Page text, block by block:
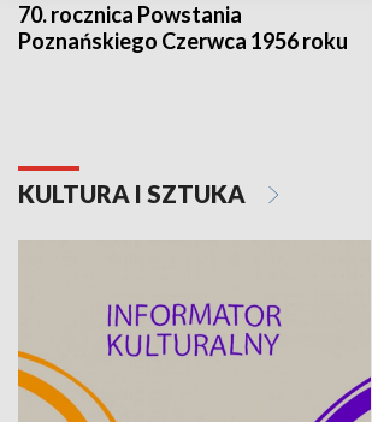
70. rocznica Powstania
Poznańskiego Czerwca 1956 roku
KULTURA I SZTUKA